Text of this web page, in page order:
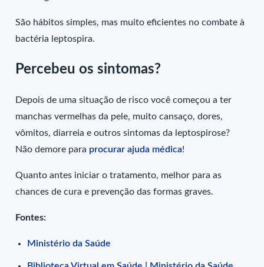
São hábitos simples, mas muito eficientes no combate à
bactéria leptospira.
Percebeu os sintomas?
Depois de uma situação de risco você começou a ter
manchas vermelhas da pele, muito cansaço, dores,
vômitos, diarreia e outros sintomas da leptospirose?
Não demore para procurar ajuda médica!
Quanto antes iniciar o tratamento, melhor para as
chances de cura e prevenção das formas graves.
Fontes:
Ministério da Saúde